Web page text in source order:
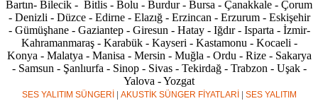
Bartın- Bilecik - Bitlis - Bolu - Burdur - Bursa - Çanakkale - Çorum
- Denizli - Düzce - Edirne - Elazığ - Erzincan - Erzurum - Eskişehir
- Gümüşhane - Gaziantep - Giresun - Hatay - Iğdır - Isparta - İzmir-
Kahramanmaraş - Karabük - Kayseri - Kastamonu - Kocaeli -
Konya - Malatya - Manisa - Mersin - Muğla - Ordu - Rize - Sakarya
- Samsun - Şanlıurfa - Sinop - Sivas - Tekirdağ - Trabzon - Uşak -
Yalova - Yozgat
SES YALITIM SÜNGERİ AKUSTİK SÜNGER FİYATLARİ
SES YALITIM